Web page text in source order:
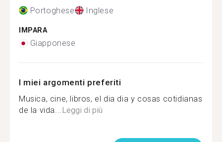
Portoghese Inglese
IMPARA
Giapponese
I miei argomenti preferiti
Musica, cine, libros, el dia dia y cosas cotidianas
de la vida...Leggi di più